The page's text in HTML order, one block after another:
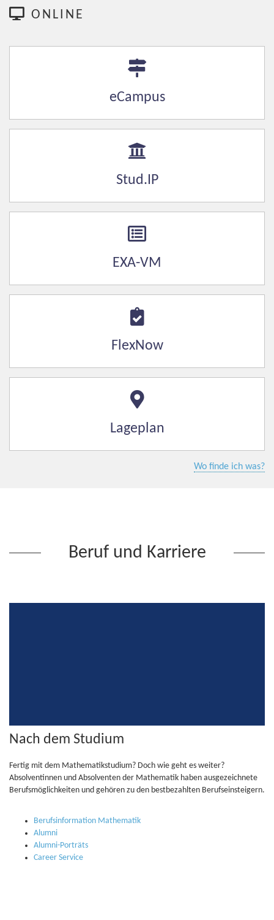
ONLINE
eCampus
Stud.IP
EXA-VM
FlexNow
Lageplan
Wo finde ich was?
Beruf und Karriere
Nach dem Studium
Fertig mit dem Mathematikstudium? Doch wie geht es weiter?
Absolventinnen und Absolventen der Mathematik haben ausgezeichnete
Berufsmöglichkeiten und gehören zu den bestbezahlten Berufseinsteigern.
Berufsinformation Mathematik
Alumni
Alumni-Porträts
Career Service